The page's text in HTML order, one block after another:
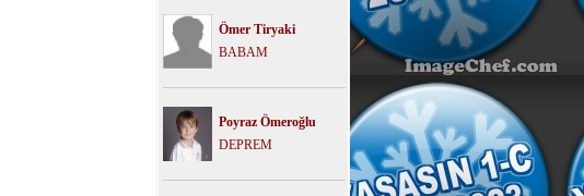
Ömer Tiryaki
BABAM
Poyraz Ömeroğlu
DEPREM